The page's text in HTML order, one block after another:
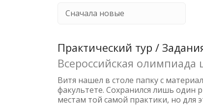
Практический тур /
Всероссийская
Витя нашел в столе папку с
факультете. Сохранился лишь один
местам той самой практики, но для